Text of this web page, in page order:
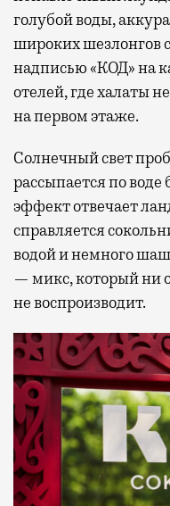
голубой воды,
широких шезлонгов
надписью «КОД» на
отелей, где халаты
на первом этаже.
Солнечный свет
рассыпается по
эффект отвечает
справляется
водой и немного
— микс, который ни
не воспроизводит.